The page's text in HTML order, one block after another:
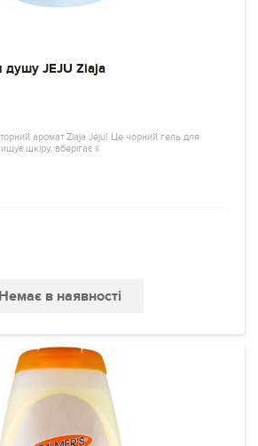
JEJU Ziaja
аромат Ziaja Jeju! Це чорний гель для
шкіру, вберігає її
Немає в наявності